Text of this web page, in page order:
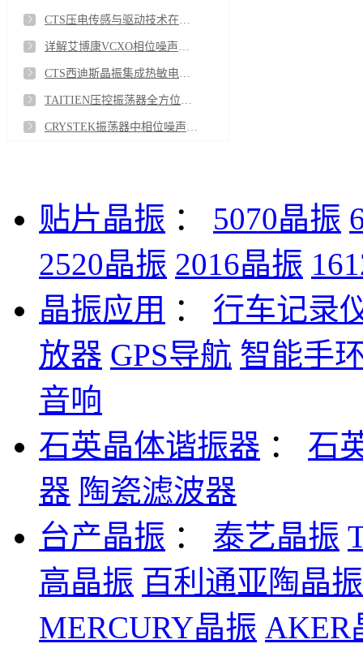
CTS压电传感与驱动技术在高端医疗设备中的深度应用解析
详解艾博康VCXO相位噪声净化模块高端时频解决方案
CTS西迪斯晶振集成热敏电阻的TSX系列
TAITIEN压控振荡器全方位破解5G通信时序难题
CRYSTEK振荡器中相位噪声和抖动的产生原因
贴片晶振 ： 5070晶振
2520晶振 2016晶振
晶振应用 ：
行车记录
放器 GPS导航 智能手
音响
石英晶体谐振器 ：
石
器 陶瓷滤波器
台产晶振 ： 泰艺晶振
高晶振 百利通亚陶晶振
MERCURY晶振 AKER